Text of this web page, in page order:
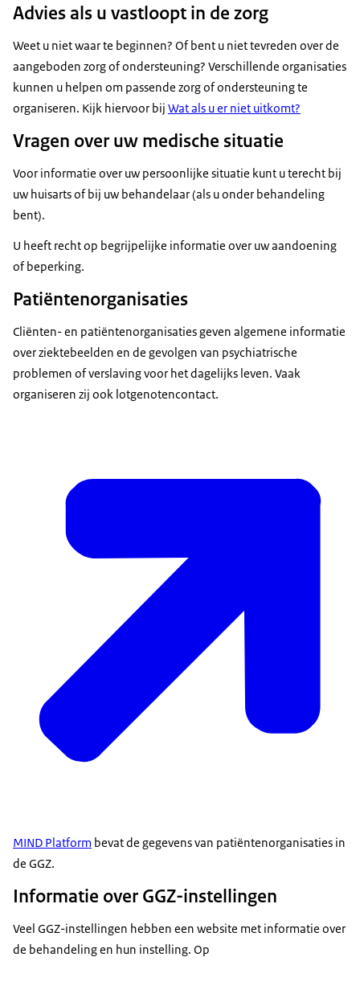
Advies als u vastloopt in de zorg
Weet u niet waar te beginnen? Of bent u niet tevreden over de
aangeboden zorg of ondersteuning? Verschillende organisaties
kunnen u helpen om passende zorg of ondersteuning te
organiseren. Kijk hiervoor bij Wat als u er niet uitkomt?
Vragen over uw medische situatie
Voor informatie over uw persoonlijke situatie kunt u terecht bij
uw huisarts of bij uw behandelaar (als u onder behandeling
bent).
U heeft recht op begrijpelijke informatie over uw aandoening
of beperking.
Patiëntenorganisaties
Cliënten- en patiëntenorganisaties geven algemene informatie
over ziektebeelden en de gevolgen van psychiatrische
problemen of verslaving voor het dagelijks leven. Vaak
organiseren zij ook lotgenotencontact.
MIND Platform bevat de gegevens van patiëntenorganisaties in
de GGZ.
Informatie over GGZ-instellingen
Veel GGZ-instellingen hebben een website met informatie over
de behandeling en hun instelling. Op